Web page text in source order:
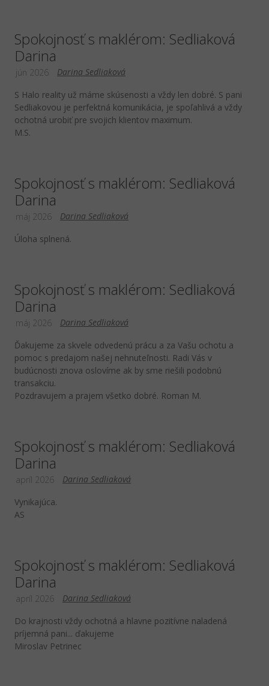
Spokojnosť s maklérom: Sedliaková
Darina
Darina Sedliaková
jún 2026
S Halo reality už máme skúsenosti a vždy len dobré. S pani
Sedliakovou je perfektná komunikácia, je spoľahlivá a vždy
ochotná urobiť pre svojich klientov maximum.
M.S.
Spokojnosť s maklérom: Sedliaková
Darina
Darina Sedliaková
máj 2026
Úloha splnená.
Spokojnosť s maklérom: Sedliaková
Darina
Darina Sedliaková
máj 2026
Ďakujeme za skvele odvedenú prácu a za Vašu ochotu a
pomoc s predajom našej nehnuteľnosti. Radi Vás v
budúcnosti znova oslovíme ak by sme riešili podobnú
transakciu.
Pozdravujem a prajem všetko dobré. Roman M.
Spokojnosť s maklérom: Sedliaková
Darina
Darina Sedliaková
apríl 2026
Vynikajúca.
AS
Spokojnosť s maklérom: Sedliaková
Darina
Darina Sedliaková
apríl 2026
Do krajnosti vždy ochotná a hlavne pozitívne naladená
príjemná pani... ďakujeme
Miroslav Petrinec